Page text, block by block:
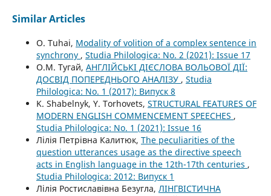
Similar Articles
O. Tuhai, Modality of volition of a complex sentence in
synchrony , Studia Philologica: No. 2 (2021): Issue 17
О.М. Тугай, АНГЛІЙСЬКІ ДІЄСЛОВА ВОЛЬОВОЇ ДІЇ:
ДОСВІД ПОПЕРЕДНЬОГО АНАЛІЗУ , Studia
Philologica: No. 1 (2017): Випуск 8
K. Shabelnyk, Y. Torhovets, STRUCTURAL FEATURES OF
MODERN ENGLISH COMMENCEMENT SPEECHES ,
Studia Philologica: No. 1 (2021): Issue 16
Лілія Петрівна Калитюк, The peculiarities of the
question utterances usage as the directive speech
acts in English language in the 12th-17th centuries ,
Studia Philologica: 2012: Випуск 1
Лілія Ростиславівна Безугла, ЛІНГВІСТИЧНА